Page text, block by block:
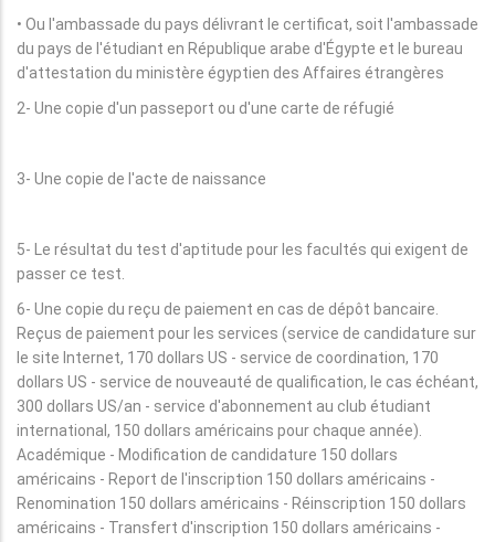
• Ou l'ambassade du pays délivrant le certificat, soit l'ambassade
du pays de l'étudiant en République arabe d'Égypte et le bureau
d'attestation du ministère égyptien des Affaires étrangères
2- Une copie d'un passeport ou d'une carte de réfugié
3- Une copie de l'acte de naissance
5- Le résultat du test d'aptitude pour les facultés qui exigent de
passer ce test.
6- Une copie du reçu de paiement en cas de dépôt bancaire.
Reçus de paiement pour les services (service de candidature sur
le site Internet, 170 dollars US - service de coordination, 170
dollars US - service de nouveauté de qualification, le cas échéant,
300 dollars US/an - service d'abonnement au club étudiant
international, 150 dollars américains pour chaque année).
Académique - Modification de candidature 150 dollars
américains - Report de l'inscription 150 dollars américains -
Renomination 150 dollars américains - Réinscription 150 dollars
américains - Transfert d'inscription 150 dollars américains -